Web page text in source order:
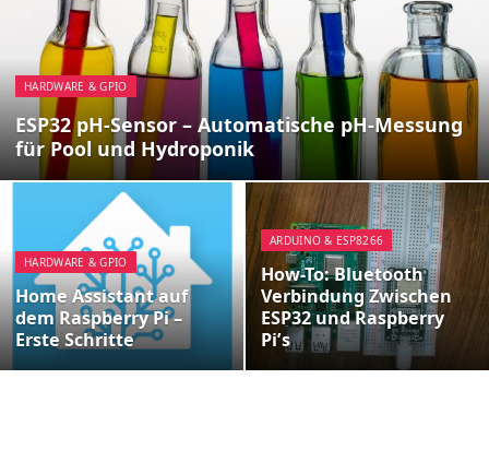
HARDWARE & GPIO
ESP32 pH-Sensor – Automatische pH-Messung
für Pool und Hydroponik
HARDWARE & GPIO
Home Assistant auf
dem Raspberry Pi –
Erste Schritte
ARDUINO & ESP8266
How-To: Bluetooth
Verbindung Zwischen
ESP32 und Raspberry
Pi’s